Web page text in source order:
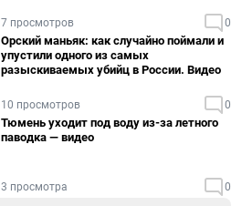
7 просмотров 0
Орский маньяк: как случайно поймали и
упустили одного из самых
разыскиваемых убийц в России. Видео
10 просмотров 0
Тюмень уходит под воду из-за летного
паводка — видео
3 просмотра 0